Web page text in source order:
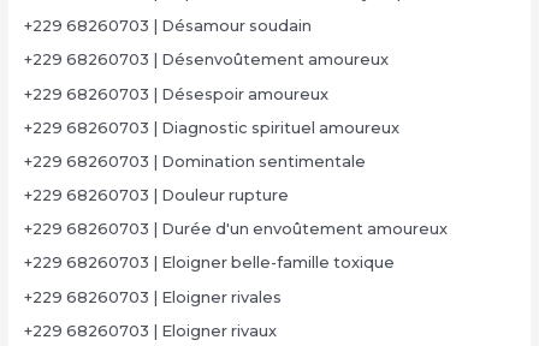
+229 68260703 | Désamour soudain
+229 68260703 | Désenvoûtement amoureux
+229 68260703 | Désespoir amoureux
+229 68260703 | Diagnostic spirituel amoureux
+229 68260703 | Domination sentimentale
+229 68260703 | Douleur rupture
+229 68260703 | Durée d'un envoûtement amoureux
+229 68260703 | Eloigner belle-famille toxique
+229 68260703 | Eloigner rivales
+229 68260703 | Eloigner rivaux